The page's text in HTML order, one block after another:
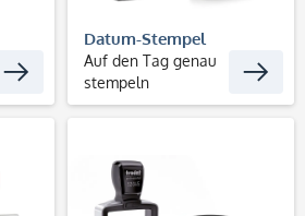
Datum-Stempel
Auf den Tag genau
stempeln